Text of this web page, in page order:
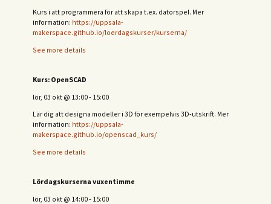
Kurs i att programmera för att skapa t.ex. datorspel. Mer
information: https://uppsala-
makerspace.github.io/loerdagskurser/kurserna/
See more details
Kurs: OpenSCAD
lör, 03 okt @ 13:00- 15:00
Lär dig att designa modeller i 3D för exempelvis 3D-utskrift. Mer
information: https://uppsala-
makerspace.github.io/openscad_kurs/
See more details
Lördagskurserna vuxentimme
lör, 03 okt @ 14:00- 15:00